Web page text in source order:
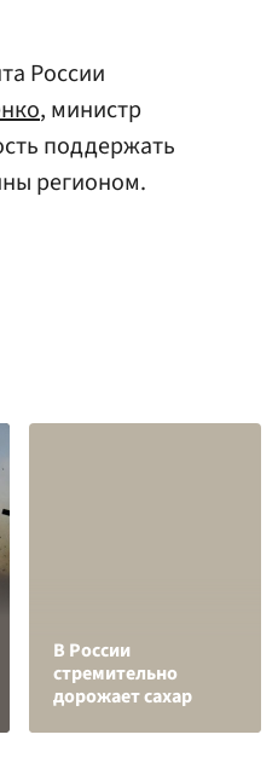
России
, министр
поддержать
регионом.
В России
стремительно
дорожает сахар